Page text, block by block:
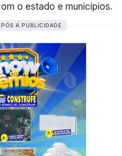
o estado e municípios.
A PUBLICIDADE